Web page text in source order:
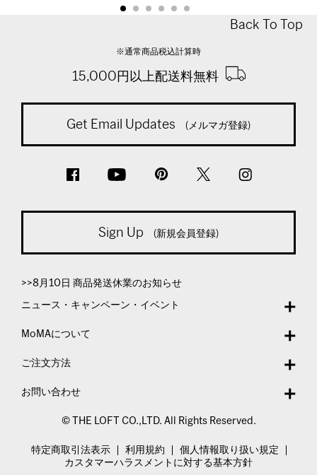
Back To Top
※通常商品税込計算時
15,000円以上配送料無料
Get Email Updates (メルマガ登録)
Sign Up (新規会員登録)
>>8月10日 商品発送休業のお知らせ
ニュース・キャンペーン・イベント
MoMAについて
ご注文方法
お問い合わせ
© THE LOFT CO.,LTD. All Rights Reserved.
特定商取引法表示 利用規約
個人情報取り扱い規定
カスタマーハラスメントに対する基本方針